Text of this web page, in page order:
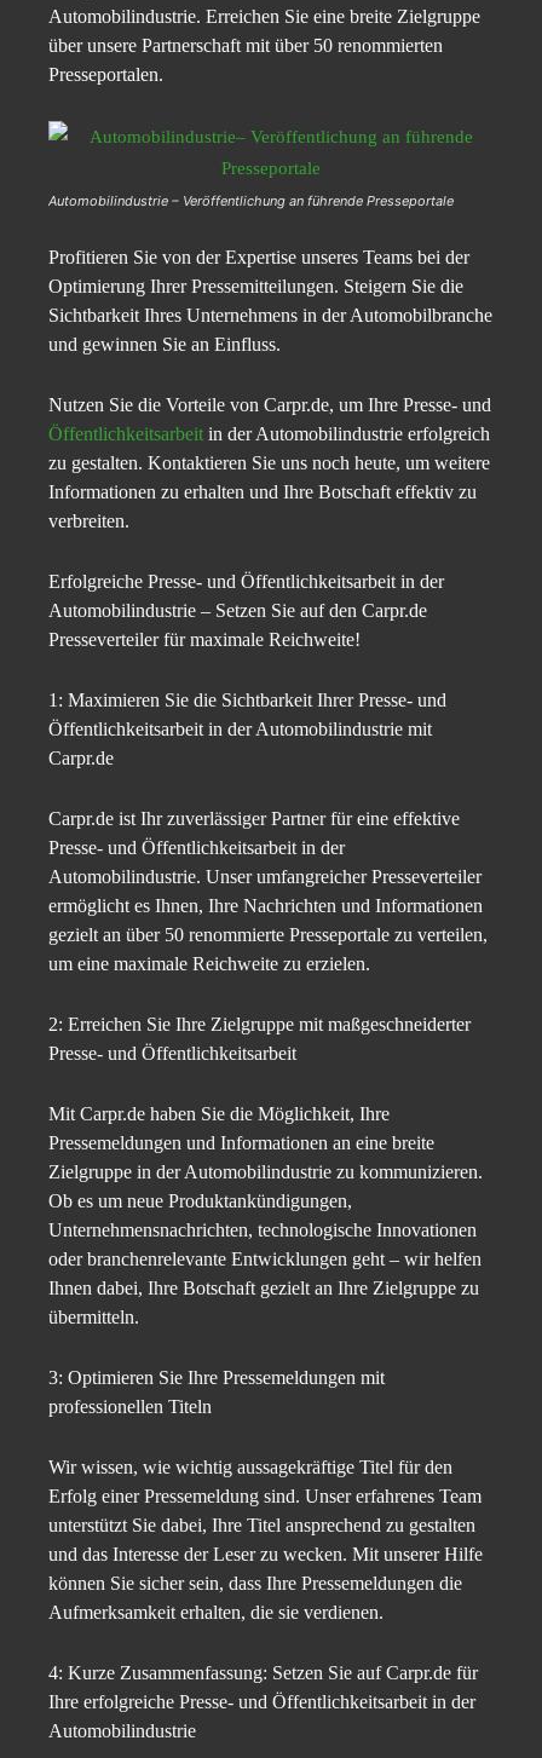
Automobilindustrie. Erreichen Sie eine breite Zielgruppe
über unsere Partnerschaft mit über 50 renommierten
Presseportalen.
Automobilindustrie – Veröffentlichung an führende Presseportale
Profitieren Sie von der Expertise unseres Teams bei der
Optimierung Ihrer Pressemitteilungen. Steigern Sie die
Sichtbarkeit Ihres Unternehmens in der Automobilbranche
und gewinnen Sie an Einfluss.
Nutzen Sie die Vorteile von Carpr.de, um Ihre Presse- und
Öffentlichkeitsarbeit in der Automobilindustrie erfolgreich
zu gestalten. Kontaktieren Sie uns noch heute, um weitere
Informationen zu erhalten und Ihre Botschaft effektiv zu
verbreiten.
Erfolgreiche Presse- und Öffentlichkeitsarbeit in der
Automobilindustrie – Setzen Sie auf den Carpr.de
Presseverteiler für maximale Reichweite!
1: Maximieren Sie die Sichtbarkeit Ihrer Presse- und
Öffentlichkeitsarbeit in der Automobilindustrie mit
Carpr.de
Carpr.de ist Ihr zuverlässiger Partner für eine effektive
Presse- und Öffentlichkeitsarbeit in der
Automobilindustrie. Unser umfangreicher Presseverteiler
ermöglicht es Ihnen, Ihre Nachrichten und Informationen
gezielt an über 50 renommierte Presseportale zu verteilen,
um eine maximale Reichweite zu erzielen.
2: Erreichen Sie Ihre Zielgruppe mit maßgeschneiderter
Presse- und Öffentlichkeitsarbeit
Mit Carpr.de haben Sie die Möglichkeit, Ihre
Pressemeldungen und Informationen an eine breite
Zielgruppe in der Automobilindustrie zu kommunizieren.
Ob es um neue Produktankündigungen,
Unternehmensnachrichten, technologische Innovationen
oder branchenrelevante Entwicklungen geht – wir helfen
Ihnen dabei, Ihre Botschaft gezielt an Ihre Zielgruppe zu
übermitteln.
3: Optimieren Sie Ihre Pressemeldungen mit
professionellen Titeln
Wir wissen, wie wichtig aussagekräftige Titel für den
Erfolg einer Pressemeldung sind. Unser erfahrenes Team
unterstützt Sie dabei, Ihre Titel ansprechend zu gestalten
und das Interesse der Leser zu wecken. Mit unserer Hilfe
können Sie sicher sein, dass Ihre Pressemeldungen die
Aufmerksamkeit erhalten, die sie verdienen.
4: Kurze Zusammenfassung: Setzen Sie auf Carpr.de für
Ihre erfolgreiche Presse- und Öffentlichkeitsarbeit in der
Automobilindustrie